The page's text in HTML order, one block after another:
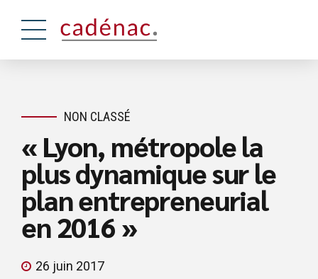
NON CLASSÉ
« Lyon, métropole la
plus dynamique sur le
plan entrepreneurial
en 2016 »
26 juin 2017